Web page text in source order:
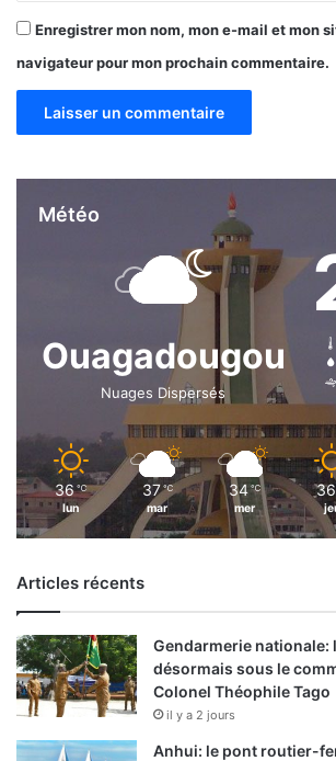
Enregistrer mon nom, mon e-mail et mon
navigateur pour mon prochain commentaire.
Météo
Ouagadougou
Nuages Dispersés
36 ℃
lun
37 ℃
mar
34 ℃
mer
36
Articles récents
Gendarmerie nationale:
désormais sous le
Colonel Théophile Tago
il y a 2 jours
Anhui: le pont routier-